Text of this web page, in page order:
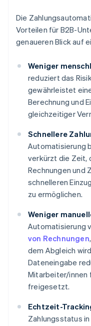
Die
Vorteilen für B2B-
genaueren Blick auf
Weniger
reduziert das
gewährleistet
Berechnung und
gleichzeitiger
Schnellere
Automatisierung
verkürzt die Zeit,
Rechnungen und
schnelleren
zu ermöglichen.
Weniger
Automatisierung
von Rechnungen
dem Abgleich
Dateneingabe
Mitarbeiter/innen
freigesetzt.
Echtzeit-
Zahlungsstatus